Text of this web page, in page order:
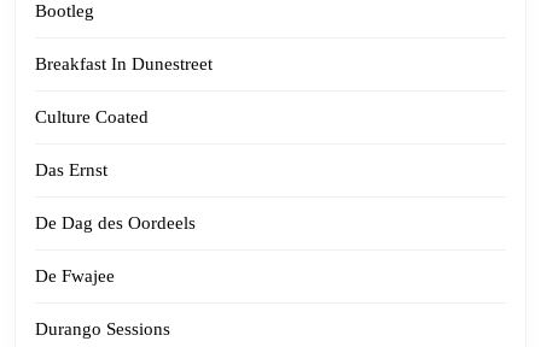
Bootleg
Breakfast In Dunestreet
Culture Coated
Das Ernst
De Dag des Oordeels
De Fwajee
Durango Sessions